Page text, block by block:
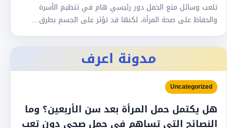
تلعب وسائل منع الحمل دور رئيسي هام في تنظيم الأسرة
والحفاظ على صحة المرأة، لكنها قد تؤثر على الجسم بطرق…
مدونة اعرف
Uncategorized
هل يكتمل حمل المرأة بعد سن الأربعين؟ وما
النصائح التي تساهم في حمل صحي دون تعب